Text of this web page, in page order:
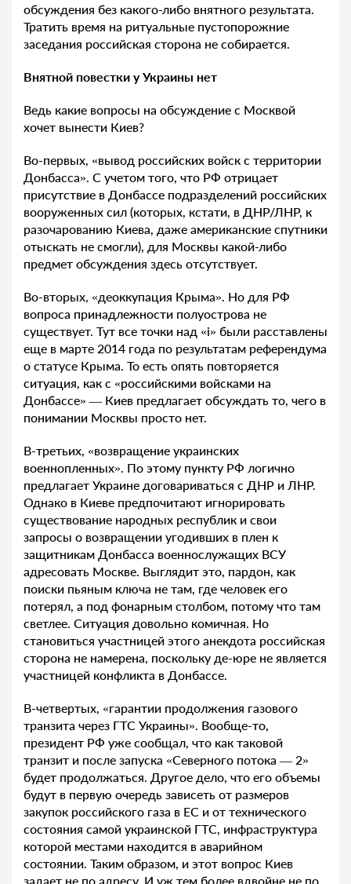
обсуждения без какого-либо внятного результата.
Тратить время на ритуальные пустопорожние
заседания российская сторона не собирается.
Внятной повестки у Украины нет
Ведь какие вопросы на обсуждение с Москвой
хочет вынести Киев?
Во-первых, «вывод российских войск с территории
Донбасса». С учетом того, что РФ отрицает
присутствие в Донбассе подразделений российских
вооруженных сил (которых, кстати, в ДНР/ЛНР, к
разочарованию Киева, даже американские спутники
отыскать не смогли), для Москвы какой-либо
предмет обсуждения здесь отсутствует.
Во-вторых, «деоккупация Крыма». Но для РФ
вопроса принадлежности полуострова не
существует. Тут все точки над «i» были расставлены
еще в марте 2014 года по результатам референдума
о статусе Крыма. То есть опять повторяется
ситуация, как с «российскими войсками на
Донбассе» — Киев предлагает обсуждать то, чего в
понимании Москвы просто нет.
В-третьих, «возвращение украинских
военнопленных». По этому пункту РФ логично
предлагает Украине договариваться с ДНР и ЛНР.
Однако в Киеве предпочитают игнорировать
существование народных республик и свои
запросы о возвращении угодивших в плен к
защитникам Донбасса военнослужащих ВСУ
адресовать Москве. Выглядит это, пардон, как
поиски пьяным ключа не там, где человек его
потерял, а под фонарным столбом, потому что там
светлее. Ситуация довольно комичная. Но
становиться участницей этого анекдота российская
сторона не намерена, поскольку де-юре не является
участницей конфликта в Донбассе.
В-четвертых, «гарантии продолжения газового
транзита через ГТС Украины». Вообще-то,
президент РФ уже сообщал, что как таковой
транзит и после запуска «Северного потока — 2»
будет продолжаться. Другое дело, что его объемы
будут в первую очередь зависеть от размеров
закупок российского газа в ЕС и от технического
состояния самой украинской ГТС, инфраструктура
которой местами находится в аварийном
состоянии. Таким образом, и этот вопрос Киев
задает не по адресу. И уж тем более вдвойне не по